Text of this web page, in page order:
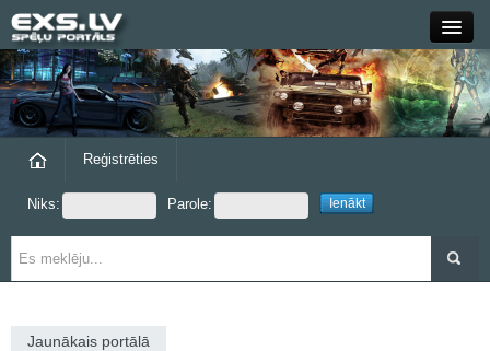
Close
Forums
Grupas
Reģistrēties
Niks: Parole:
Jaunākais portālā